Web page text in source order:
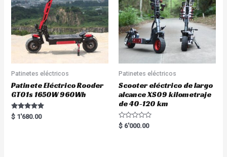
Patinetes eléctricos
Patinete Eléctrico Rooder
GT01s 1650W 960Wh
Rated
5.00
$ 1'680.00
Patinetes eléctricos
Scooter eléctrico de largo
alcance XS09 kilometraje
de 40-120 km
R
a
$ 6'000.00